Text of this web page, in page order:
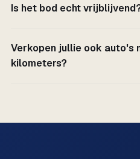
Is het bod echt
Verkopen jullie ook auto's
kilometers?